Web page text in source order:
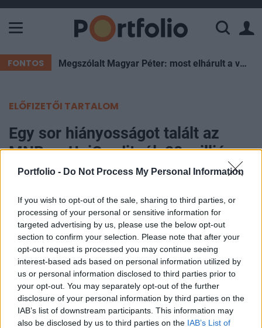
Portfolio - Do Not Process My Personal Information
If you wish to opt-out of the sale, sharing to third parties, or
processing of your personal or sensitive information for
targeted advertising by us, please use the below opt-out
section to confirm your selection. Please note that after your
opt-out request is processed you may continue seeing
interest-based ads based on personal information utilized by
us or personal information disclosed to third parties prior to
your opt-out. You may separately opt-out of the further
disclosure of your personal information by third parties on the
IAB’s list of downstream participants. This information may
also be disclosed by us to third parties on the IAB’s List of
FONTOS Megszólalt Magyar Péter: most elhárult a veszély, de Pakson újra pattanásig feszülhet a helyzet
ELŐFIZETŐI TARTALOM
Egy sor hiányosságot talált az
MNB az UniCreditnél, 28 milliós
bírság lett a vége
Portfolio
2024. április 19. 09:56
Az MNB összesen több mint 28 millió forint
bírságot szabott ki az UniCredit Bankra a
pénzmosás- és terrorizmusfinanszírozás-
megelőzési tevékenysége kapcsán feltárt
hiányosságai miatt. A bank többek között számos
pénzmosásgyanús ügyletet egyáltalán nem, vagy